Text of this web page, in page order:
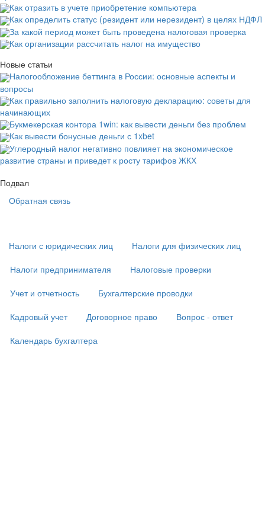
Как отразить в учете приобретение компьютера
Как определить статус (резидент или нерезидент) в целях НДФЛ
За какой период может быть проведена налоговая проверка
Как организации рассчитать налог на имущество
Новые статьи
Налогообложение беттинга в России: основные аспекты и
вопросы
Как правильно заполнить налоговую декларацию: советы для
начинающих
Букмекерская контора 1win: как вывести деньги без проблем
Как вывести бонусные деньги с 1xbet
Углеродный налог негативно повлияет на экономическое
развитие страны и приведет к росту тарифов ЖКХ
Подвал
Обратная связь
подвале)
Налоги с юридических лиц
Налоги для физических лиц
Налоги предпринимателя
Налоговые проверки
Учет и отчетность
Бухгалтерские проводки
Кадровый учет
Договорное право
Вопрос - ответ
Календарь бухгалтера